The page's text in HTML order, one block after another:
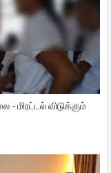
- மிரட்டல் விடுக்கும்